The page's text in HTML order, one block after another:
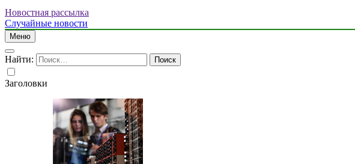
Новостная рассылка
Случайные новости
Меню
Найти:
Заголовки